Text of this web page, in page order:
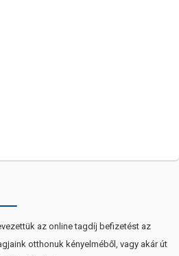
az online tagdíj befizetést az
otthonuk kényelméből, vagy akár út